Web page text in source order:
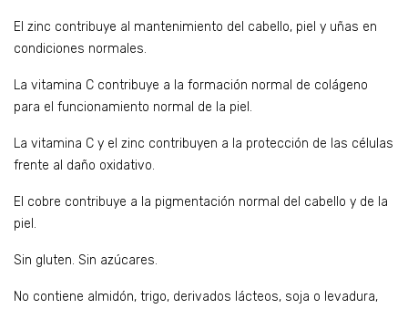
El zinc contribuye al mantenimiento del cabello, piel y uñas en
condiciones normales.
La vitamina C contribuye a la formación normal de colágeno
para el funcionamiento normal de la piel.
La vitamina C y el zinc contribuyen a la protección de las células
frente al daño oxidativo.
El cobre contribuye a la pigmentación normal del cabello y de la
piel.
Sin gluten. Sin azúcares.
No contiene almidón, trigo, derivados lácteos, soja o levadura,